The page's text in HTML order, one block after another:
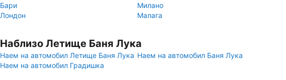
Бари
Милано
Лондон
Малага
Наблизо Летище Баня Лука
Наем на автомобил Летище Баня Лука Наем на автомобил Баня Лука
Наем на автомобил Градишка